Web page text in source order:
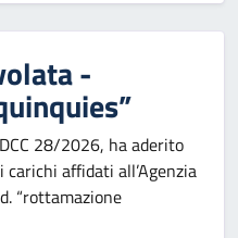
-
28/2026, ha aderito
affidati all’Agenzia
“rottamazione